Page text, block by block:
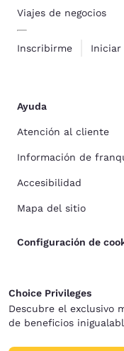
Viajes de negocios
Inscribirme Iniciar
Ayuda
Atención al cliente
Información de
Accesibilidad
Mapa del sitio
Configuración de
Choice Privileges
Descubre el exclusivo
de beneficios